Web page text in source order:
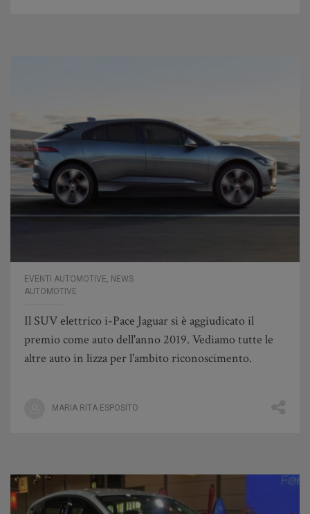
EVENTI AUTOMOTIVE, NEWS
AUTOMOTIVE
Il SUV elettrico i-Pace Jaguar si è aggiudicato il
premio come auto dell'anno 2019. Vediamo tutte le
altre auto in lizza per l'ambito riconoscimento.
MARIA RITA ESPOSITO